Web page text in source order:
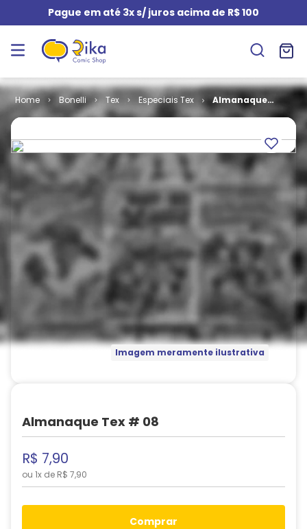
Pague em até 3x s/ juros acima de R$ 100
Bonelli Tex Especiais Tex
Almanaque
Tex # 08
Imagem meramente ilustrativa
Almanaque Tex # 08
R$ 7,90
ou 1x de R$ 7,90
comprar